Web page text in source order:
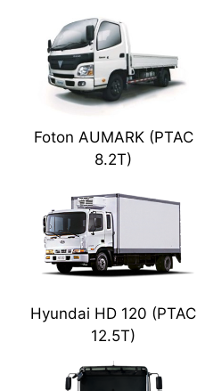
Foton AUMARK (PTAC
8.2T)
Hyundai HD 120 (PTAC
12.5T)